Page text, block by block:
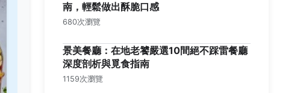
南，輕鬆做出酥脆口感
680次瀏覽
景美餐廳：在地老饕嚴選10間絕不踩雷餐廳
深度剖析與覓食指南
1159次瀏覽